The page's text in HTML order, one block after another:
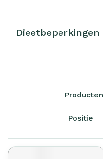
Dieetbeperkingen
Producten
Sorteer op: